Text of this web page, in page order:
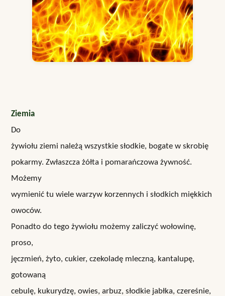
Ziemia
Do
żywiołu ziemi należą wszystkie słodkie, bogate w skrobię
pokarmy. Zwłaszcza żółta i pomarańczowa żywność.
Możemy
wymienić tu wiele warzyw korzennych i słodkich miękkich
owoców.
Ponadto do tego żywiołu możemy zaliczyć wołowinę,
proso,
jęczmień, żyto, cukier, czekoladę mleczną, kantalupę,
gotowaną
cebulę, kukurydzę, owies, arbuz, słodkie jabłka, czereśnie,